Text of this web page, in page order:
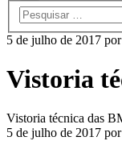
principal
5 de julho de 2017 por
Vistoria
Vistoria técnica das
5 de julho de 2017 por